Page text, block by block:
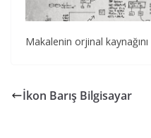
Makalenin orjinal kaynağını
İkon Barış Bilgisayar